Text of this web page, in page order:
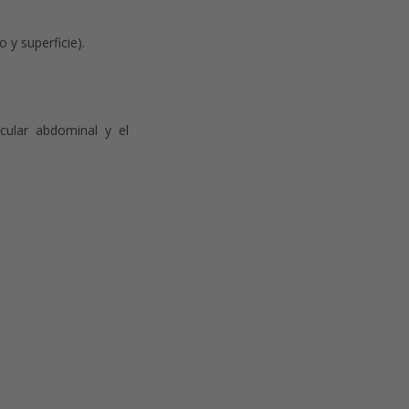
y superficie).
abdominal y el